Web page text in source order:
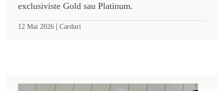
exclusiviste Gold sau Platinum.
12 Mai 2026 | Carduri